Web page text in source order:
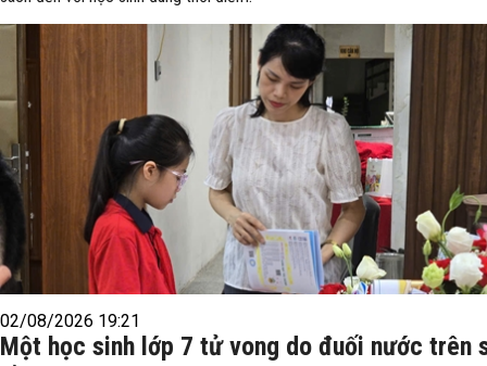
02/08/2026 19:21
Một học sinh lớp 7 tử vong do đuối nước trên